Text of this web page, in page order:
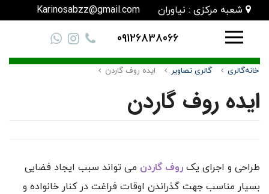
شعبه مرکزی : نیاوران Karinosabzz@gmail.com
09126838066
خانهگالری گالری تصاویر ایده روف گاردن
ایده روف گاردن
طراحی و اجرای یک روف گاردن می تواند سبب ایجاد فضایی
بسیار مناسب جهت گذراندن اوقات فراغت در کنار خانواده و